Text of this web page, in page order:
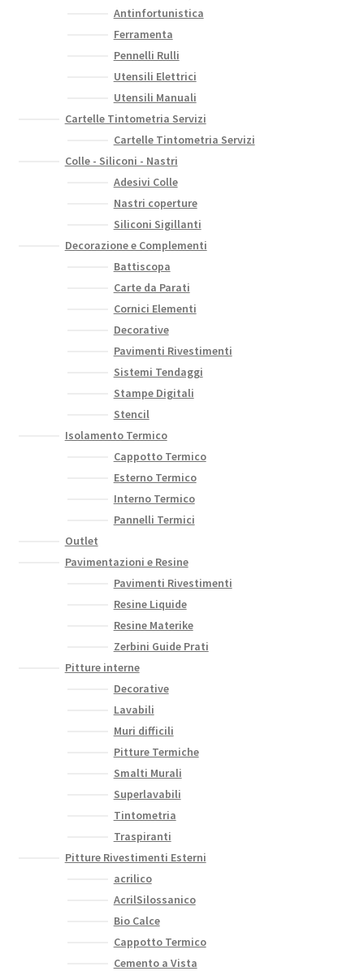
Antinfortunistica
Ferramenta
Pennelli Rulli
Utensili Elettrici
Utensili Manuali
Cartelle Tintometria Servizi
Cartelle Tintometria Servizi
Colle - Siliconi - Nastri
Adesivi Colle
Nastri coperture
Siliconi Sigillanti
Decorazione e Complementi
Battiscopa
Carte da Parati
Cornici Elementi
Decorative
Pavimenti Rivestimenti
Sistemi Tendaggi
Stampe Digitali
Stencil
Isolamento Termico
Cappotto Termico
Esterno Termico
Interno Termico
Pannelli Termici
Outlet
Pavimentazioni e Resine
Pavimenti Rivestimenti
Resine Liquide
Resine Materike
Zerbini Guide Prati
Pitture interne
Decorative
Lavabili
Muri difficili
Pitture Termiche
Smalti Murali
Superlavabili
Tintometria
Traspiranti
Pitture Rivestimenti Esterni
acrilico
AcrilSilossanico
Bio Calce
Cappotto Termico
Cemento a Vista